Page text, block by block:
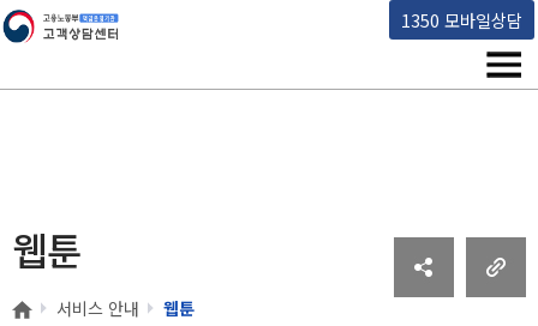
1350 모바일상담
고용노동부 책임운영기관 고객상담센터
메
웹툰
홈 서비스 안내 웹툰